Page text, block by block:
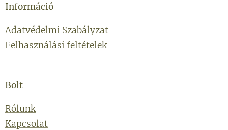
Információ
Adatvédelmi Szabályzat
Felhasználási feltételek
Bolt
Rólunk
Kapcsolat